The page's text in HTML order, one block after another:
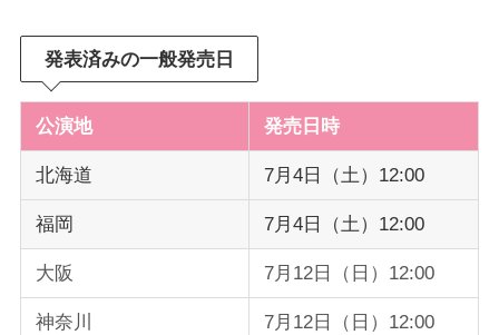
発表済みの一般発売日
公演地 発売日時
北海道 7月4日（土）12:00
福岡 7月4日（土）12:00
大阪 7月12日（日）12:00
神奈川 7月12日（日）12:00